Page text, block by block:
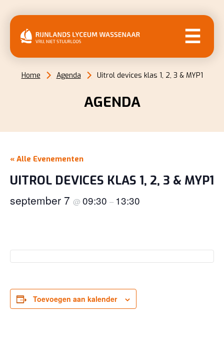
Home Agenda Uitrol devices klas 1, 2, 3 & MYP1
AGENDA
« Alle Evenementen
UITROL DEVICES KLAS 1, 2, 3 & MYP1
september 7 @ 09:30 – 13:30
Toevoegen aan kalender